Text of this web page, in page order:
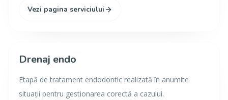
Vezi pagina serviciului
Drenaj endo
Etapă de tratament endodontic realizată în anumite
situații pentru gestionarea corectă a cazului.